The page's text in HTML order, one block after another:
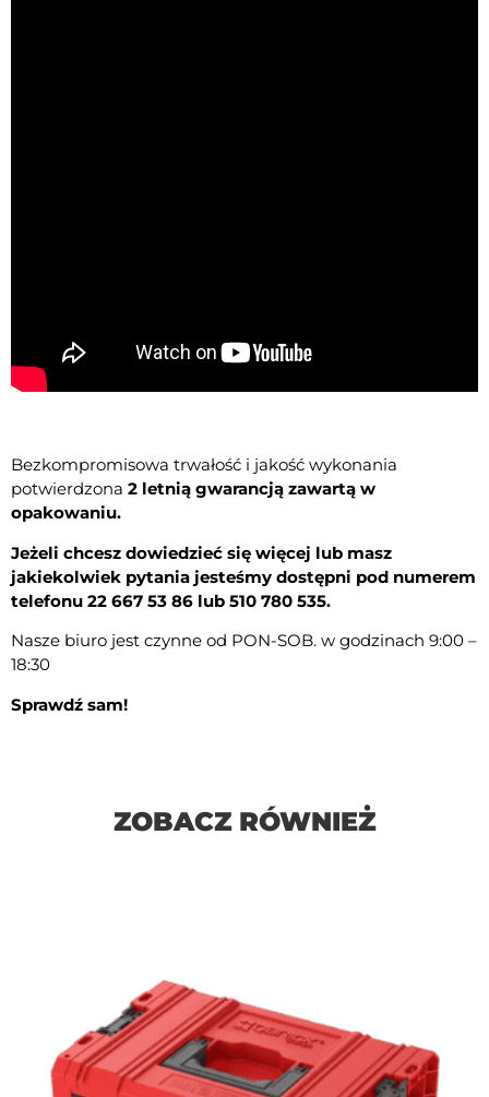
Bezkompromisowa trwałość i jakość wykonania
potwierdzona 2 letnią gwarancją zawartą w
opakowaniu.
Jeżeli chcesz dowiedzieć się więcej lub masz
jakiekolwiek pytania jesteśmy dostępni pod numerem
telefonu 22 667 53 86 lub 510 780 535.
Nasze biuro jest czynne od PON-SOB. w godzinach 9:00 –
18:30
Sprawdź sam!
ZOBACZ RÓWNIEŻ